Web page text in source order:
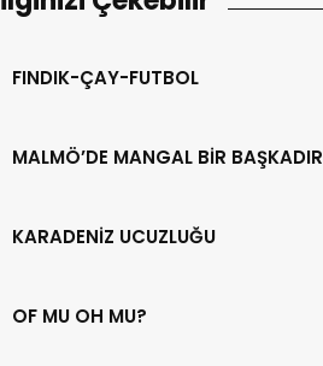
FINDIK-ÇAY-FUTBOL
MALMÖ’DE MANGAL BİR BAŞKADIR
KARADENİZ UCUZLUĞU
OF MU OH MU?